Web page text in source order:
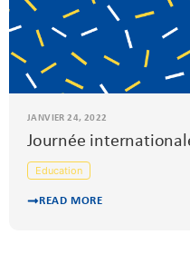
JANVIER 24, 2022
Journée
Education
READ MORE